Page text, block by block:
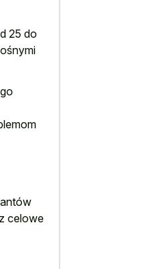
25 do
celowe